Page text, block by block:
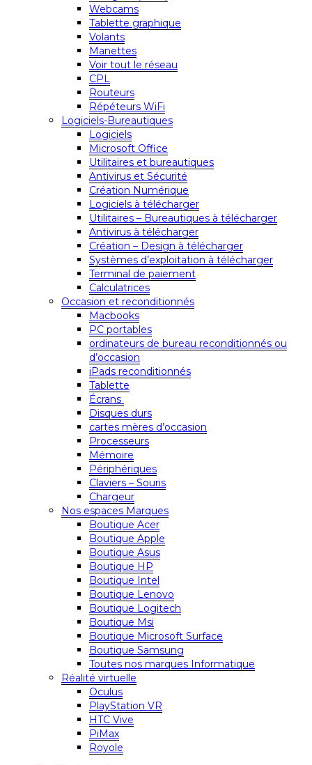
Webcams
Tablette graphique
Volants
Manettes
Voir tout le réseau
CPL
Routeurs
Répéteurs WiFi
Logiciels-Bureautiques
Logiciels
Microsoft Office
Utilitaires et bureautiques
Antivirus et Sécurité
Création Numérique
Logiciels à télécharger
Utilitaires – Bureautiques à télécharger
Antivirus à télécharger
Création – Design à télécharger
Systèmes d’exploitation à télécharger
Terminal de paiement
Calculatrices
Occasion et reconditionnés
Macbooks
PC portables
ordinateurs de bureau reconditionnés ou
d’occasion
iPads reconditionnés
Tablette
Écrans
Disques durs
cartes mères d’occasion
Processeurs
Mémoire
Périphériques
Claviers – Souris
Chargeur
Nos espaces Marques
Boutique Acer
Boutique Apple
Boutique Asus
Boutique HP
Boutique Intel
Boutique Lenovo
Boutique Logitech
Boutique Msi
Boutique Microsoft Surface
Boutique Samsung
Toutes nos marques Informatique
Réalité virtuelle
Oculus
PlayStation VR
HTC Vive
PiMax
Royole